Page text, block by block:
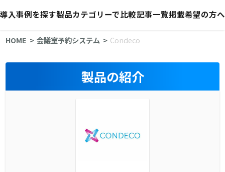
導入事例を探す製品カテゴリーで比較記事一覧掲載希望の方へ
HOME 会議室予約システム Condeco
製品の紹介